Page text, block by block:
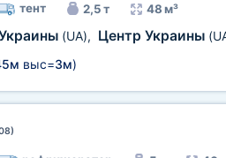
тент 2,5 т 48 м³
(UA), Центр Украины
выс=3м)